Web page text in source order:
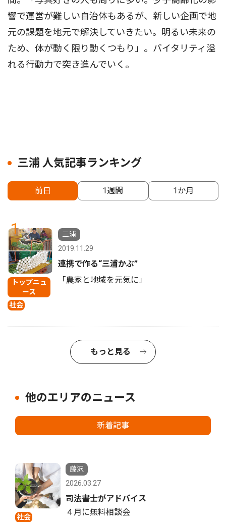
響で運営が難しい自治体もあるが、新しい企画で地
元の課題を地元で解決していきたい。明るい未来の
ため、体が動く限り動くつもり」。バイタリティ溢
れる行動力で突き進んでいく。
三浦 人気記事ランキング
前日 1週間 1か月
1
トップニュ
ース
社会
三浦
2019.11.29
連携で作る“三浦かぶ”
「農家と地域を元気に」
もっと見る
他のエリアのニュース
新着記事
社会
藤沢
2026.03.27
司法書士がアドバイス
４月に無料相談会